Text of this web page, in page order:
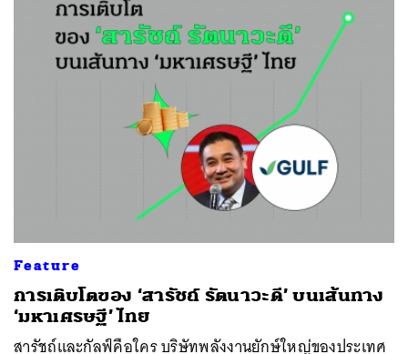
Feature
การเติบโตของ ‘สารัชถ์ รัตนาวะดี’ บนเส้นทาง
‘มหาเศรษฐี’ ไทย
สารัชถ์และกัลฟ์คือใคร บริษัทพลังงานยักษ์ใหญ่ของประเทศ